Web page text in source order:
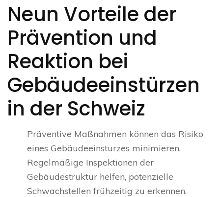
Neun Vorteile der
Prävention und
Reaktion bei
Gebäudeeinstürzen
in der Schweiz
Präventive Maßnahmen können das Risiko
eines Gebäudeeinsturzes minimieren.
Regelmäßige Inspektionen der
Gebäudestruktur helfen, potenzielle
Schwachstellen frühzeitig zu erkennen.